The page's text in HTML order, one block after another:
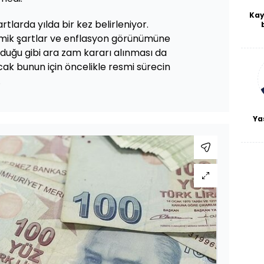
yılda bir kez belirleniyor.
şartlar ve enflasyon görünümüne
gibi ara zam kararı alınması da
bunun için öncelikle resmi sürecin